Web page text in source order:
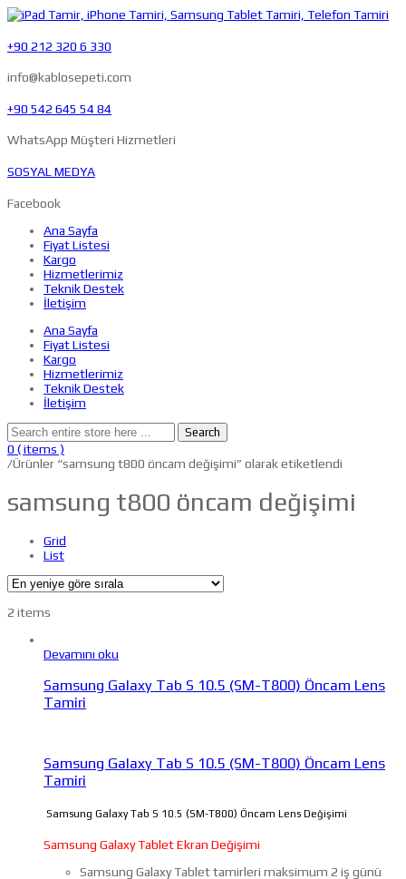
+90 212 320 6 330
info@kablosepeti.com
+90 542 645 54 84
WhatsApp Müşteri Hizmetleri
SOSYAL MEDYA
Facebook
Ana Sayfa
Fiyat Listesi
Kargo
Hizmetlerimiz
Teknik Destek
İletişim
Ana Sayfa
Fiyat Listesi
Kargo
Hizmetlerimiz
Teknik Destek
İletişim
Search
0 ( items )
/Ürünler “samsung t800 öncam değişimi” olarak etiketlendi
samsung t800 öncam değişimi
Grid
List
2 items
Devamını oku
Samsung Galaxy Tab S 10.5 (SM-T800) Öncam Lens
Tamiri
Samsung Galaxy Tab S 10.5 (SM-T800) Öncam Lens
Tamiri
Samsung Galaxy Tab S 10.5 (SM-T800) Öncam Lens Değişimi
Samsung Galaxy Tablet Ekran Değişimi
Samsung Galaxy Tablet tamirleri maksimum 2 iş günü